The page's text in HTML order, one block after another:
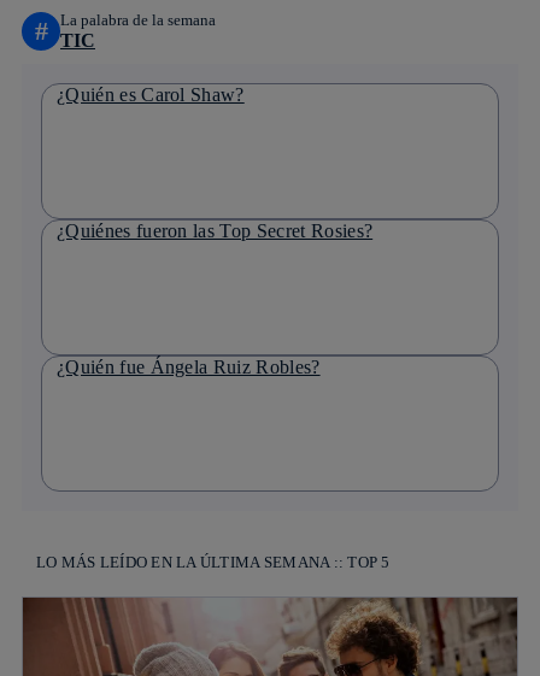
# La palabra de la semana
TIC
¿Quién es Carol Shaw?
¿Quiénes fueron las Top Secret Rosies?
¿Quién fue Ángela Ruiz Robles?
LO MÁS LEÍDO EN LA ÚLTIMA SEMANA :: TOP 5